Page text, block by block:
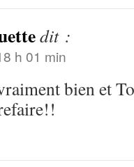
dit :
h 01 min
bien et